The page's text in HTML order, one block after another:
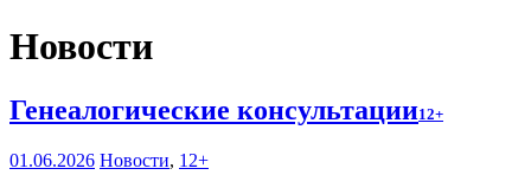
Новости
Генеалогические консультации12+
01.06.2026 Новости, 12+